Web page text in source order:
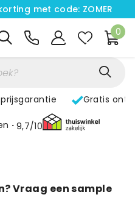
met code: ZOMER
0
Gratis
9,7/10
Vraag een sample